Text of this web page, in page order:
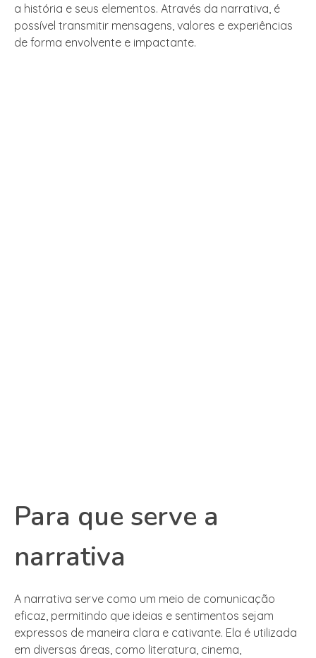
a história e seus elementos. Através da narrativa, é
possível transmitir mensagens, valores e experiências
de forma envolvente e impactante.
Para que serve a
narrativa
A narrativa serve como um meio de comunicação
eficaz, permitindo que ideias e sentimentos sejam
expressos de maneira clara e cativante. Ela é utilizada
em diversas áreas, como literatura, cinema,